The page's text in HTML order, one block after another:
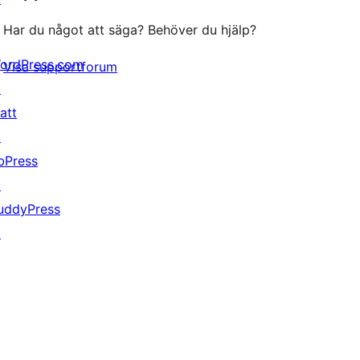
Har du något att säga? Behöver du hjälp?
Visa supportforum